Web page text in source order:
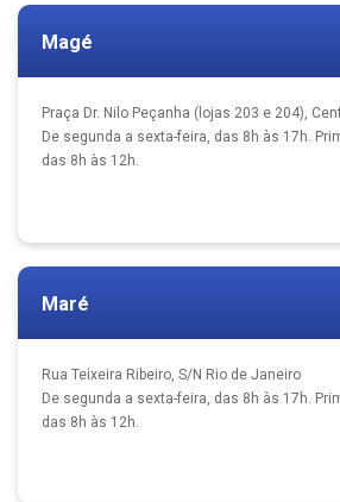
Magé
Praça Dr. Nilo Peçanha (lojas 203 e 204),
De segunda a sexta-feira, das 8h às 17h.
das 8h às 12h.
Maré
Rua Teixeira Ribeiro, S/N Rio de Janeiro
De segunda a sexta-feira, das 8h às 17h.
das 8h às 12h.